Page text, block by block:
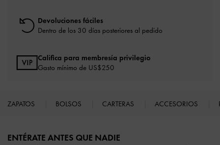
Devoluciones fáciles
Dentro de los 30 días posteriores al pedido
Califica para membresía privilegio
Gasto mínimo de US$250
ZAPATOS BOLSOS CARTERAS ACCESORIOS
ENTÉRATE ANTES QUE NADIE​​